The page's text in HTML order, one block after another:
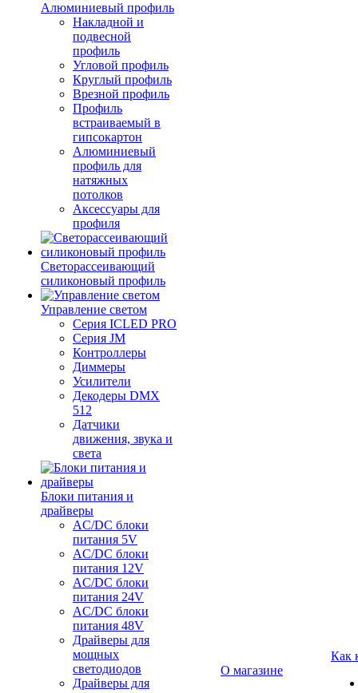
Алюминиевый профиль
Накладной и
подвесной
профиль
Угловой профиль
Круглый профиль
Врезной профиль
Профиль
встраиваемый в
гипсокартон
Алюминиевый
профиль для
натяжных
потолков
Аксессуары для
профиля
Светорассеивающий
силиконовый профиль
Управление светом
Серия ICLED PRO
Серия JM
Контроллеры
Диммеры
Усилители
Декодеры DMX
512
Датчики
движения, звука и
света
Блоки питания и
драйверы
AC/DC блоки
питания 5V
AC/DC блоки
питания 12V
AC/DC блоки
питания 24V
AC/DC блоки
питания 48V
Драйверы для
мощных
светодиодов
Драйверы для
О магазине
Как